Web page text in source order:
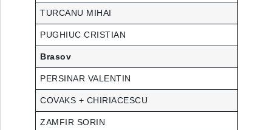
TURCANU MIHAI
PUGHIUC CRISTIAN
Brasov
PERSINAR VALENTIN
COVAKS + CHIRIACESCU
ZAMFIR SORIN